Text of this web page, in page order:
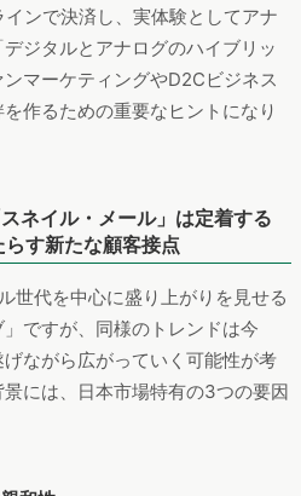
ンで決済し、実体験としてアナ
ジタルとアナログのハイブリッ
マーケティングやD2Cビジネス
作るための重要なヒントになり
ネイル・メール」は定着する
す新たな顧客接点
世代を中心に盛り上がりを見せる
」ですが、同様のトレンドは今
ながら広がっていく可能性が考
には、日本市場特有の3つの要因